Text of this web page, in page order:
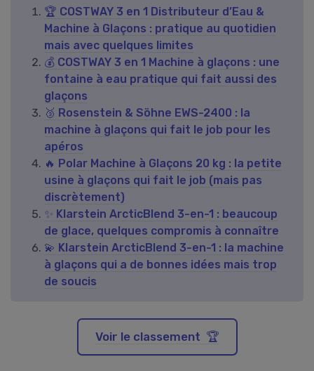
🏆 COSTWAY 3 en 1 Distributeur d’Eau &
Machine à Glaçons : pratique au quotidien
mais avec quelques limites
💰 COSTWAY 3 en 1 Machine à glaçons : une
fontaine à eau pratique qui fait aussi des
glaçons
🥉 Rosenstein & Söhne EWS-2400 : la
machine à glaçons qui fait le job pour les
apéros
🔥 Polar Machine à Glaçons 20 kg : la petite
usine à glaçons qui fait le job (mais pas
discrètement)
✨ Klarstein ArcticBlend 3-en-1 : beaucoup
de glace, quelques compromis à connaître
💫 Klarstein ArcticBlend 3-en-1 : la machine
à glaçons qui a de bonnes idées mais trop
de soucis
Voir le classement 🏆